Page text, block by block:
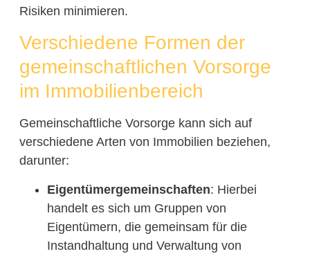
Risiken minimieren.
Verschiedene Formen der
gemeinschaftlichen Vorsorge
im Immobilienbereich
Gemeinschaftliche Vorsorge kann sich auf
verschiedene Arten von Immobilien beziehen,
darunter:
Eigentümergemeinschaften: Hierbei
handelt es sich um Gruppen von
Eigentümern, die gemeinsam für die
Instandhaltung und Verwaltung von